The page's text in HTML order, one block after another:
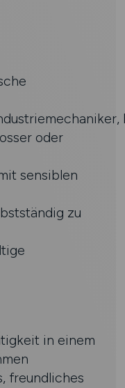
oder
sensiblen
zu
in einem
freundliches